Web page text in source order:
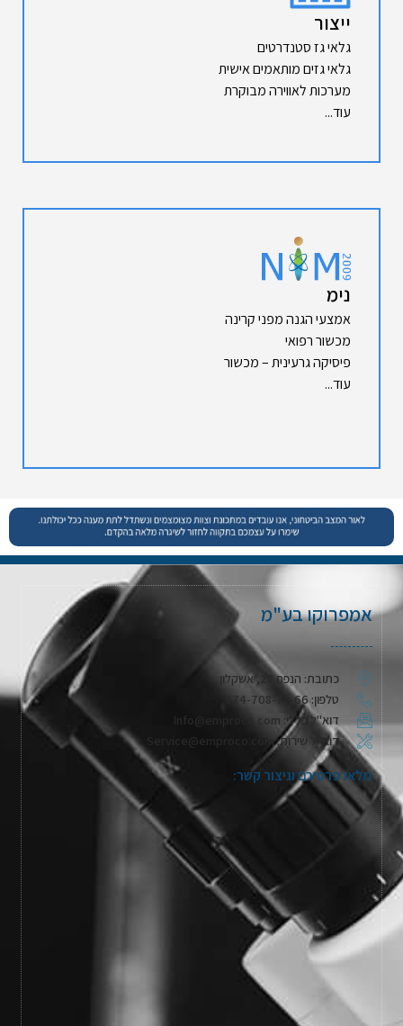
ייצור
גלאי גז סטנדרטים
גלאי גזים מותאמים אישית
מערכות לאווירה מבוקרת
עוד...
נימ
אמצעי הגנה מפני קרינה
מכשור רפואי
פיסיקה גרעינית – מכשור
עוד...
אמפרוקו בע"מ
כתובת: הנפח 28, אשקלון
טלפון: 074-708-71-66
דוא"ל כללי: Info@emproco.com
דוא"ל שירות: Service@emproco.com
מלאו פרטיכם וניצור קשר: